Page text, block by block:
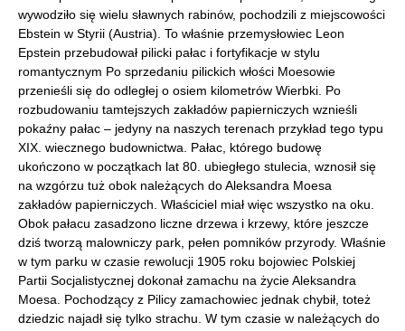
wywodziło się wielu sławnych rabinów, pochodzili z miejscowości
Ebstein w Styrii (Austria). To właśnie przemysłowiec Leon
Epstein przebudował pilicki pałac i fortyfikacje w stylu
romantycznym Po sprzedaniu pilickich włości Moesowie
przenieśli się do odległej o osiem kilometrów Wierbki. Po
rozbudowaniu tamtejszych zakładów papierniczych wznieśli
pokaźny pałac – jedyny na naszych terenach przykład tego typu
XIX. wiecznego budownictwa. Pałac, którego budowę
ukończono w początkach lat 80. ubiegłego stulecia, wznosił się
na wzgórzu tuż obok należących do Aleksandra Moesa
zakładów papierniczych. Właściciel miał więc wszystko na oku.
Obok pałacu zasadzono liczne drzewa i krzewy, które jeszcze
dziś tworzą malowniczy park, pełen pomników przyrody. Właśnie
w tym parku w czasie rewolucji 1905 roku bojowiec Polskiej
Partii Socjalistycznej dokonał zamachu na życie Aleksandra
Moesa. Pochodzący z Pilicy zamachowiec jednak chybił, toteż
dziedzic najadł się tylko strachu. W tym czasie w należących do